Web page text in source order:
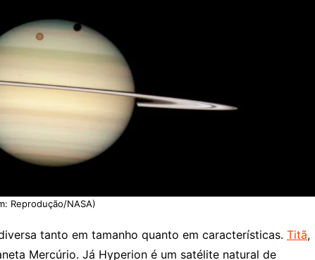
Reprodução/NASA)
tanto em tamanho quanto em características. Titã,
Mercúrio. Já Hyperion é um satélite natural de